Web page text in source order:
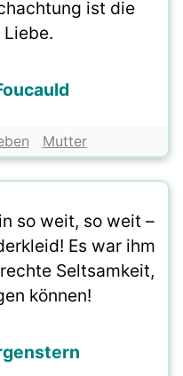
ist die
Mutter
so weit, so weit –
Es war ihm
Seltsamkeit,
können!